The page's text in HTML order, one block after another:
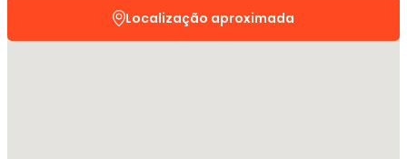
Localização aproximada